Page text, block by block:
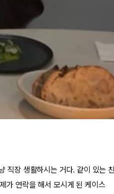
직장 생활하시는 거다. 같이 있는 친
가 연락을 해서 모시게 된 케이스